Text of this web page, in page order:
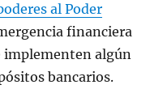
al Poder
financiera
implementen algún
bancarios.